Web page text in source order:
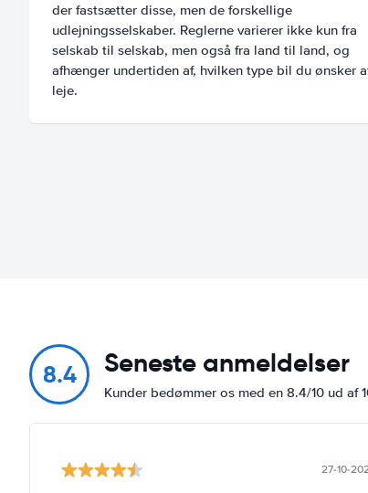
der fastsætter disse, men de forskellige
udlejningsselskaber. Reglerne varierer ikke kun fra
selskab til selskab, men også fra land til land, og
afhænger undertiden af, hvilken type bil du ønsker
leje.
8.4 Seneste anmeldelser
Kunder bedømmer os med en 8.4/10 ud af
27-10-